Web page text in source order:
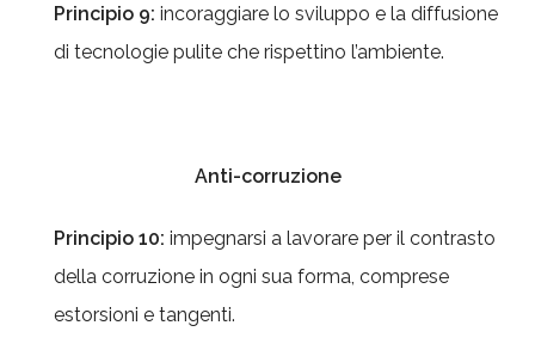
Principio 9: incoraggiare lo sviluppo e la diffusione
di tecnologie pulite che rispettino l’ambiente.
Anti-corruzione
Principio 10: impegnarsi a lavorare per il contrasto
della corruzione in ogni sua forma, comprese
estorsioni e tangenti.